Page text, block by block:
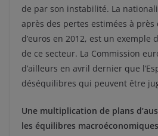
de par son instabilité. La
après des pertes estimées à
d’euros en 2012, est un exemple
de ce secteur. La Commission
d’ailleurs en avril dernier que
déséquilibres qui peuvent être
Une multiplication de plans
les équilibres macroéconomiques